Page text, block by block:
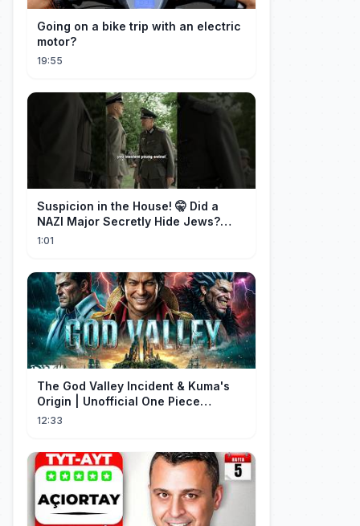
Going on a bike trip with an electric
motor?
19:55
Suspicion in the House! 🤫 Did a
NAZI Major Secretly Hide Jews?
#short #movie
1:01
The God Valley Incident & Kuma's
Origin | Unofficial One Piece
Cinematic Tribute
12:33